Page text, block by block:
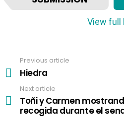
e
i
g
t
View full
more
Previous article
Hiedra
Next article
Toñi y Carmen
recogida durante el